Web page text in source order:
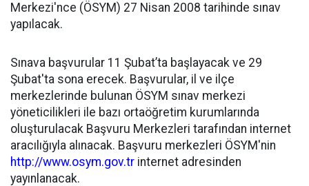
Merkezi'nce (ÖSYM) 27 Nisan 2008 tarihinde sınav
yapılacak.
Sınava başvurular 11 Şubat’ta başlayacak ve 29
Şubat'ta sona erecek. Başvurular, il ve ilçe
merkezlerinde bulunan ÖSYM sınav merkezi
yöneticilikleri ile bazı ortaöğretim kurumlarında
oluşturulacak Başvuru Merkezleri tarafından internet
aracılığıyla alınacak. Başvuru merkezleri ÖSYM'nin
http://www.osym.gov.tr internet adresinden
yayınlanacak.